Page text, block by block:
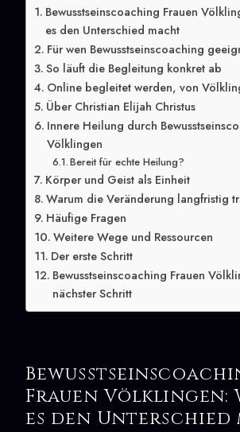
Bewusstseinscoaching Frauen
es den Unterschied macht
Für wen Bewusstseinscoaching
So läuft die Begleitung konkret ab
Online begleitet werden, von
Über Christian Elijah Christus
Innere Heilung durch
Völklingen
Bereit für echte Heilung?
Körper und Geist als Einheit
Warum die Veränderung langfristig
Häufige Fragen
Weitere Wege und Ressourcen
Der erste Schritt
Bewusstseinscoaching Frauen
nächster Schritt
Frauen Völklingen:
es den Unterschied